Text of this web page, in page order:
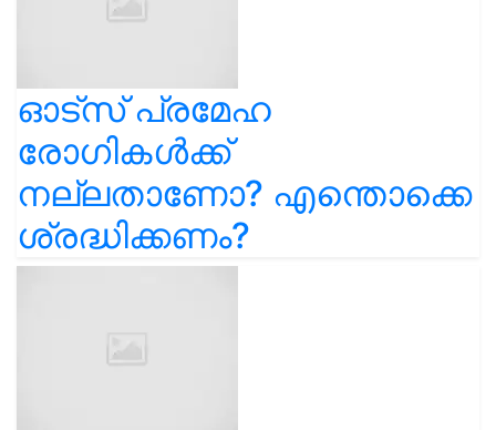
ഓട്സ് പ്രമേഹ
രോഗികൾക്ക്
നല്ലതാണോ? എന്തൊക്കെ
ശ്രദ്ധിക്കണം?